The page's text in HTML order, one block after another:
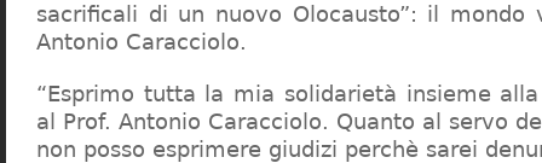
sacrificali di un nuovo Olocausto”: il mondo
Antonio Caracciolo.
“Esprimo tutta la mia solidarietà insieme
al Prof. Antonio Caracciolo. Quanto al servo
non posso esprimere giudizi perchè sarei